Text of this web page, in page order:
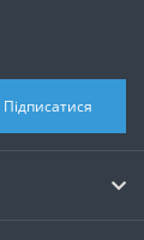
Підписатися